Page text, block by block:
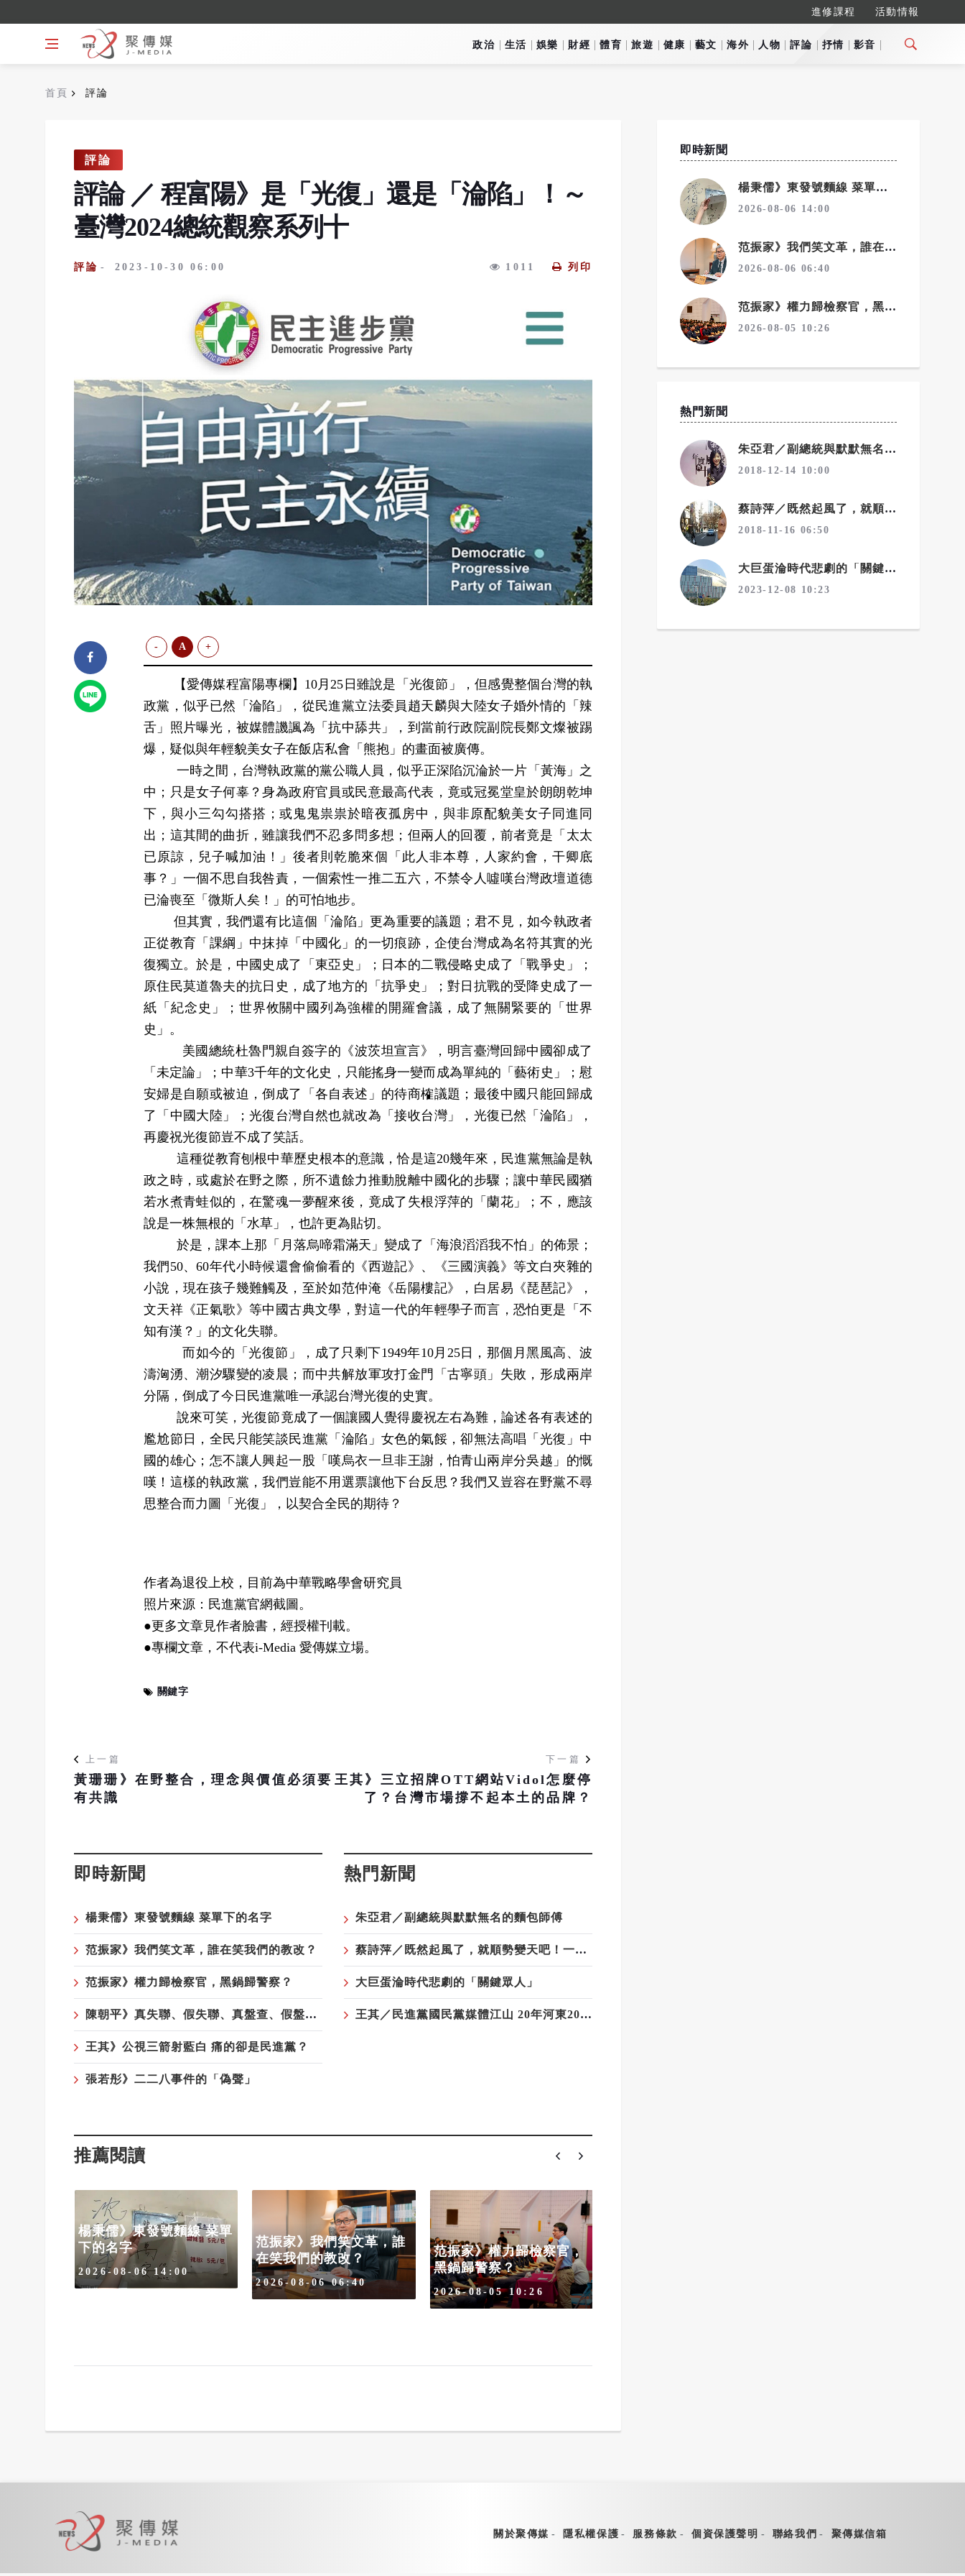
進修課程 活動情報
政治 生活 娛樂 財經 體育 旅遊 健康 藝文 海外 人物 評論 抒情 影音
首頁 評論
評論
評論 ／ 程富陽》是「光復」還是「淪陷」！～
臺灣2024總統觀察系列十
評論 2023-10-30 06:00 1011 列印
- A +
【愛傳媒程富陽專欄】10月25日雖說是「光復節」，但感覺整個台灣的執
政黨，似乎已然「淪陷」，從民進黨立法委員趙天麟與大陸女子婚外情的「辣
舌」照片曝光，被媒體譏諷為「抗中舔共」，到當前行政院副院長鄭文燦被踢
爆，疑似與年輕貌美女子在飯店私會「熊抱」的畫面被廣傳。
一時之間，台灣執政黨的黨公職人員，似乎正深陷沉淪於一片「黃海」之
中；只是女子何辜？身為政府官員或民意最高代表，竟或冠冕堂皇於朗朗乾坤
下，與小三勾勾搭搭；或鬼鬼祟祟於暗夜孤房中，與非原配貌美女子同進同
出；這其間的曲折，雖讓我們不忍多問多想；但兩人的回覆，前者竟是「太太
已原諒，兒子喊加油！」後者則乾脆來個「此人非本尊，人家約會，干卿底
事？」一個不思自我咎責，一個索性一推二五六，不禁令人噓嘆台灣政壇道德
已淪喪至「微斯人矣！」的可怕地步。
但其實，我們還有比這個「淪陷」更為重要的議題；君不見，如今執政者
正從教育「課綱」中抹掉「中國化」的一切痕跡，企使台灣成為名符其實的光
復獨立。於是，中國史成了「東亞史」；日本的二戰侵略史成了「戰爭史」；
原住民莫道魯夫的抗日史，成了地方的「抗爭史」；對日抗戰的受降史成了一
紙「紀念史」；世界攸關中國列為強權的開羅會議，成了無關緊要的「世界
史」。
美國總統杜魯門親自簽字的《波茨坦宣言》，明言臺灣回歸中國卻成了
「未定論」；中華3千年的文化史，只能搖身一變而成為單純的「藝術史」；慰
安婦是自願或被迫，倒成了「各自表述」的待商榷議題；最後中國只能回歸成
了「中國大陸」；光復台灣自然也就改為「接收台灣」，光復已然「淪陷」，
再慶祝光復節豈不成了笑話。
這種從教育刨根中華歷史根本的意識，恰是這20幾年來，民進黨無論是執
政之時，或處於在野之際，所不遺餘力推動脫離中國化的步驟；讓中華民國猶
若水煮青蛙似的，在驚魂一夢醒來後，竟成了失根浮萍的「蘭花」；不，應該
說是一株無根的「水草」，也許更為貼切。
於是，課本上那「月落烏啼霜滿天」變成了「海浪滔滔我不怕」的佈景；
我們50、60年代小時候還會偷偷看的《西遊記》、《三國演義》等文白夾雜的
小說，現在孩子幾難觸及，至於如范仲淹《岳陽樓記》，白居易《琵琶記》，
文天祥《正氣歌》等中國古典文學，對這一代的年輕學子而言，恐怕更是「不
知有漢？」的文化失聯。
而如今的「光復節」，成了只剩下1949年10月25日，那個月黑風高、波
濤洶湧、潮汐驟變的凌晨；而中共解放軍攻打金門「古寧頭」失敗，形成兩岸
分隔，倒成了今日民進黨唯一承認台灣光復的史實。
說來可笑，光復節竟成了一個讓國人覺得慶祝左右為難，論述各有表述的
尷尬節日，全民只能笑談民進黨「淪陷」女色的氣餒，卻無法高唱「光復」中
國的雄心；怎不讓人興起一股「嘆烏衣一旦非王謝，怕青山兩岸分吳越」的慨
嘆！這樣的執政黨，我們豈能不用選票讓他下台反思？我們又豈容在野黨不尋
思整合而力圖「光復」，以契合全民的期待？
作者為退役上校，目前為中華戰略學會研究員
照片來源：民進黨官網截圖。
●更多文章見作者臉書，經授權刊載。
●專欄文章，不代表i-Media 愛傳媒立場。
關鍵字
上一篇
黃珊珊》在野整合，理念與價值必須要
有共識
下一篇
王其》三立招牌OTT網站Vidol怎麼停
了？台灣市場撐不起本土的品牌？
即時新聞
楊秉儒》東發號麵線 菜單下的名字
范振家》我們笑文革，誰在笑我們的教改？
范振家》權力歸檢察官，黑鍋歸警察？
陳朝平》真失聯、假失聯、真盤查、假盤查，傻傻分不清！
王其》公視三箭射藍白 痛的卻是民進黨？
張若彤》二二八事件的「偽聲」
熱門新聞
朱亞君／副總統與默默無名的麵包師傅
蔡詩萍／既然起風了，就順勢變天吧！一個勉強算文化人的感觸
大巨蛋淪時代悲劇的「關鍵眾人」
王其／民進黨國民黨媒體江山 20年河東20年河西——藍軍與媒體最遠的距離
推薦閱讀
楊秉儒》東發號麵線 菜單
下的名字
2026-08-06 14:00
范振家》我們笑文革，誰
在笑我們的教改？
2026-08-06 06:40
范振家》權力歸檢察官，
黑鍋歸警察？
2026-08-05 10:26
即時新聞
楊秉儒》東發號麵線 菜單下的名字
2026-08-06 14:00
范振家》我們笑文革，誰在笑我們的教改？
2026-08-06 06:40
范振家》權力歸檢察官，黑鍋歸警察？
2026-08-05 10:26
熱門新聞
朱亞君／副總統與默默無名的麵包師傅
2018-12-14 10:00
蔡詩萍／既然起風了，就順勢變天吧！一個勉強算文化人的感觸
2018-11-16 06:50
大巨蛋淪時代悲劇的「關鍵眾人」
2023-12-08 10:23
關於聚傳媒 隱私權保護 服務條款 個資保護聲明 聯絡我們 聚傳媒信箱